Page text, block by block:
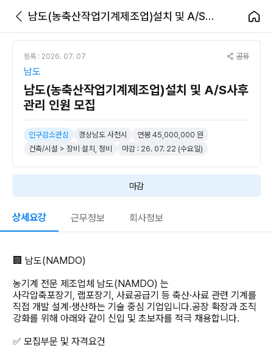
남도(농축산작업기계제조업)설치 및 A/S사후관리 인원 모집
등록 : 2026. 07. 07 공유
남도
남도(농축산작업기계제조업)설치 및 A/S사후
관리 인원 모집
인구감소관심 경상남도 사천시
연봉 45,000,000 원
건축/시설 > 장비 설치, 정비
마감 : 26. 07. 22 (수요일)
마감
상세요강 근무정보 회사정보
🏢 남도(NAMDO)
농기계 전문 제조업체 남도(NAMDO) 는
사각압축포장기, 랩포장기, 사료공급기 등 축산·사료 관련 기계를
직접 개발 설계·생산하는 기술 중심 기업입니다.공장 확장과 조직
강화를 위해 아래와 같이 신입 및 초보자를 적극 채용합니다.
✅ 모집부문 및 자격요건